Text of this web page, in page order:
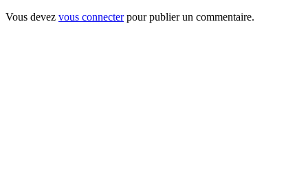
Vous devez vous connecterpour publier un commentaire.